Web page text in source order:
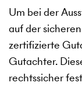
Um bei der
auf der
zertifizierte
Gutachter.
rechtssicher